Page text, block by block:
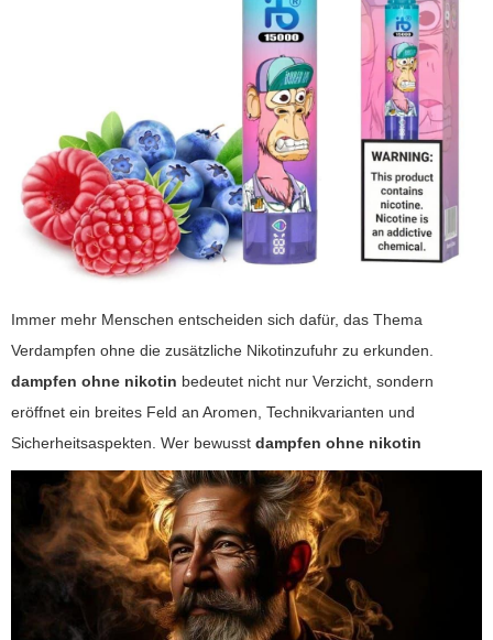
Immer mehr Menschen entscheiden sich dafür, das Thema
Verdampfen ohne die zusätzliche Nikotinzufuhr zu erkunden.
dampfen ohne nikotin bedeutet nicht nur Verzicht, sondern
eröffnet ein breites Feld an Aromen, Technikvarianten und
Sicherheitsaspekten. Wer bewusst dampfen ohne nikotin